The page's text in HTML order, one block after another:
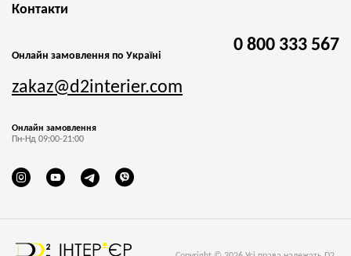
Контакти
Онлайн замовлення по Україні
0 800 333 567
zakaz@d2interier.com
Онлайн замовлення
Пн-Нд 09:00-21:00